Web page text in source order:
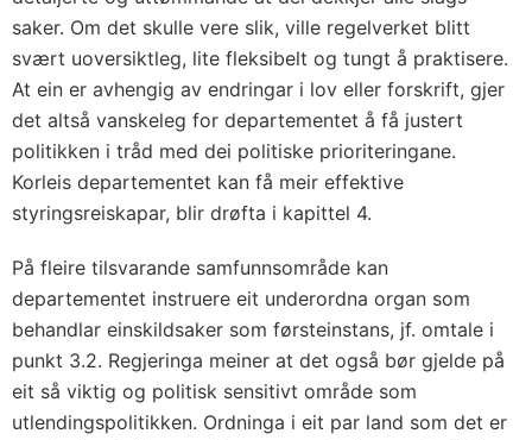
saker. Om det skulle vere slik, ville regelverket blitt
svært uoversiktleg, lite fleksibelt og tungt å praktisere.
At ein er avhengig av endringar i lov eller forskrift, gjer
det altså vanskeleg for departementet å få justert
politikken i tråd med dei politiske prioriteringane.
Korleis departementet kan få meir effektive
styringsreiskapar, blir drøfta i kapittel 4.
På fleire tilsvarande samfunnsområde kan
departementet instruere eit underordna organ som
behandlar einskildsaker som førsteinstans, jf. omtale i
punkt 3.2. Regjeringa meiner at det også bør gjelde på
eit så viktig og politisk sensitivt område som
utlendingspolitikken. Ordninga i eit par land som det er